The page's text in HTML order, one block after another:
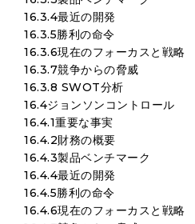
16.3.4最近の開発
16.3.5勝利の命令
16.3.6現在のフォーカスと戦略
16.3.7競争からの脅威
16.3.8 SWOT分析
16.4ジョンソンコントロール
16.4.1重要な事実
16.4.2財務の概要
16.4.3製品ベンチマーク
16.4.4最近の開発
16.4.5勝利の命令
16.4.6現在のフォーカスと戦略